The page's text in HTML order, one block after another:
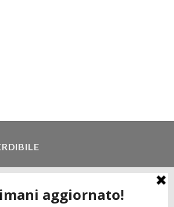
Un prezzo mai visto,